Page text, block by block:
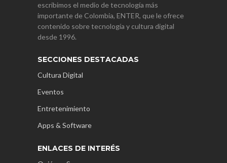
escribimos el medio de tecnología más
importante de Colombia, ENTER, que le ofrece
contenido sobre tecnología y cultura digital
desde 1996.
SECCIONES DESTACADAS
Cultura Digital
Eventos
Entretenimiento
Apps & Software
ENLACES DE INTERÉS